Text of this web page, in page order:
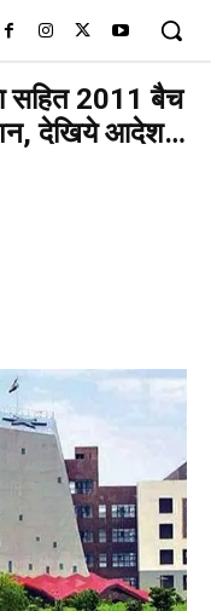
सहित 2011 बैच
देखिये आदेश…